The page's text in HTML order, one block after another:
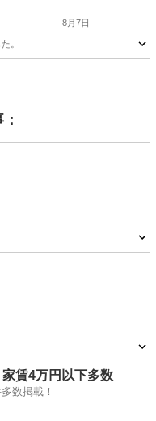
8月7日
。
家賃4万円以下多数
数掲載！